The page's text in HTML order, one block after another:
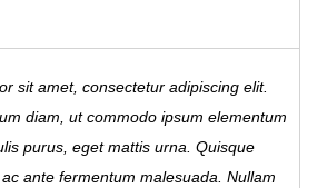
sit amet, consectetur adipiscing elit.
diam, ut commodo ipsum elementum
purus, eget mattis urna. Quisque
ante fermentum malesuada. Nullam